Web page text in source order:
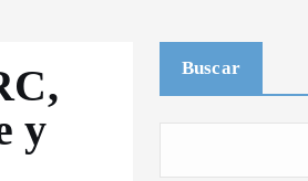
y
Buscar